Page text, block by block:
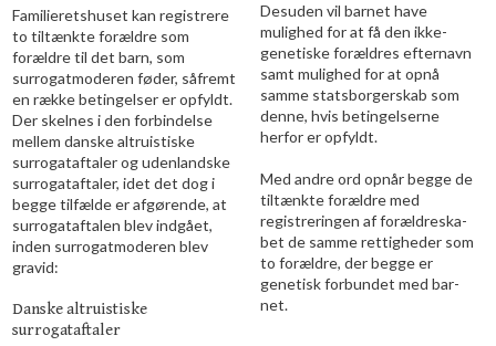
Familieretshuset kan registrere
to tiltænkte forældre som
forældre til det barn, som
surrogatmoderen føder, såfremt
en række betingelser er opfyldt.
Der skelnes i den forbindelse
mellem danske altruistiske
surrogataftaler og udenlandske
surrogataftaler, idet det dog i
begge tilfælde er afgørende, at
surrogataftalen blev indgået,
inden surrogatmoderen blev
gravid:
Danske altruistiske
surrogataftaler
Desuden vil barnet have
mulighed for at få den ikke-
genetiske forældres efternavn
samt mulighed for at opnå
samme statsborgerskab som
denne, hvis betingelserne
herfor er opfyldt.
Med andre ord opnår begge de
tiltænkte forældre med
registreringen af forældreska-
bet de samme rettigheder som
to forældre, der begge er
genetisk forbundet med bar-
net.